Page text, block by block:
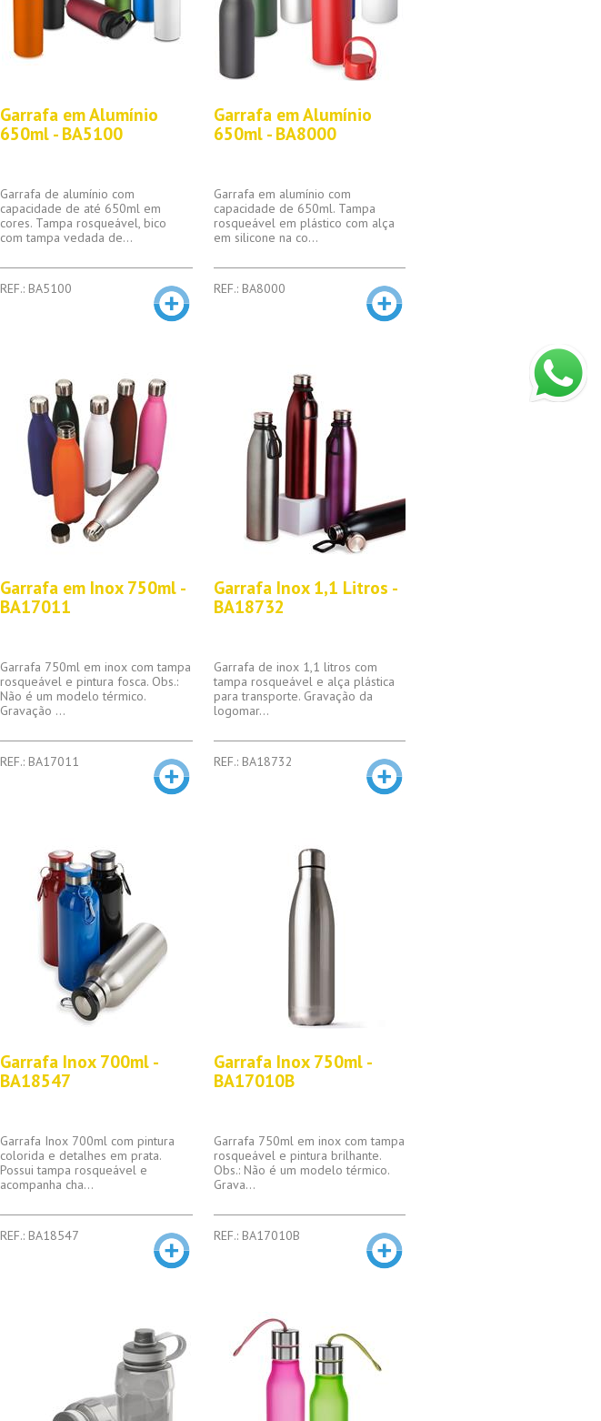
Garrafa em Alumínio
650ml - BA5100
Garrafa de alumínio com
capacidade de até 650ml em
cores. Tampa rosqueável, bico
com tampa vedada de...
REF.: BA5100
Garrafa em Alumínio
650ml - BA8000
Garrafa em alumínio com
capacidade de 650ml. Tampa
rosqueável em plástico com alça
em silicone na co...
REF.: BA8000
Garrafa em Inox 750ml -
BA17011
Garrafa 750ml em inox com tampa
rosqueável e pintura fosca. Obs.:
Não é um modelo térmico.
Gravação ...
REF.: BA17011
Garrafa Inox 1,1 Litros -
BA18732
Garrafa de inox 1,1 litros com
tampa rosqueável e alça plástica
para transporte. Gravação da
logomar...
REF.: BA18732
Garrafa Inox 700ml -
BA18547
Garrafa Inox 700ml com pintura
colorida e detalhes em prata.
Possui tampa rosqueável e
acompanha cha...
REF.: BA18547
Garrafa Inox 750ml -
BA17010B
Garrafa 750ml em inox com tampa
rosqueável e pintura brilhante.
Obs.: Não é um modelo térmico.
Grava...
REF.: BA17010B